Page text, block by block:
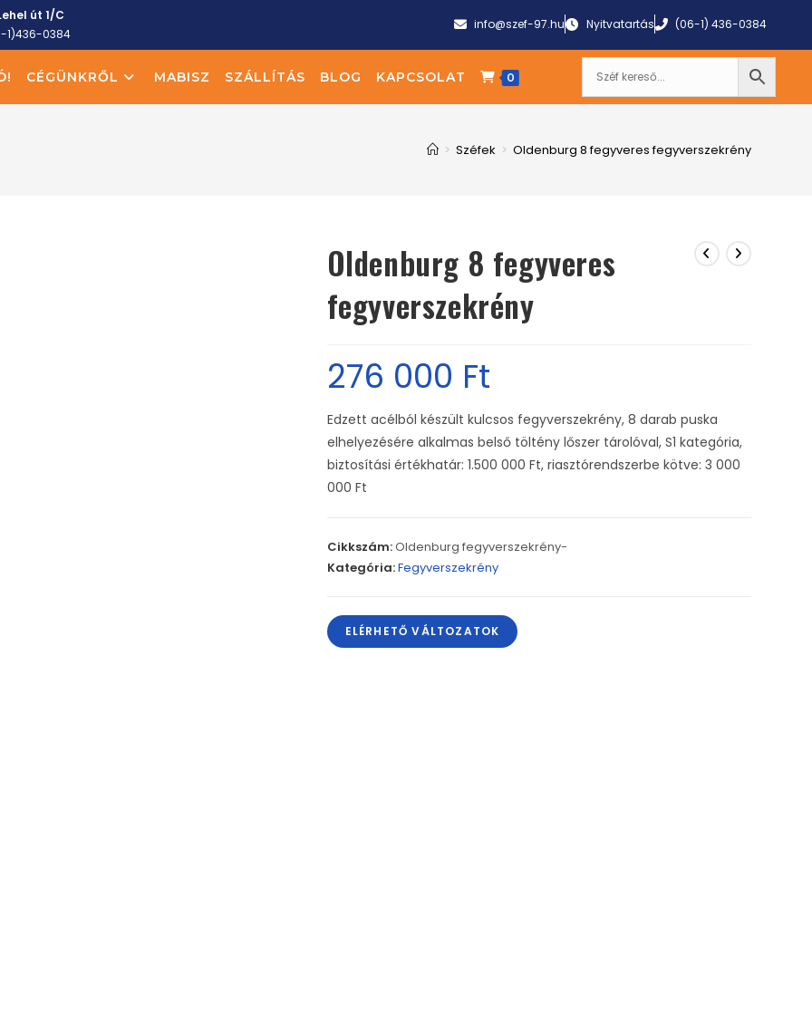
út 1/C
1)436-0384
info@szef-97.hu Nyitvatartás (06-1) 436-0384
CÉGÜNKRŐL MABISZ SZÁLLÍTÁS BLOG KAPCSOLAT 0
> Széfek > Oldenburg 8 fegyveres fegyverszekrény
Oldenburg 8 fegyveres
fegyverszekrény
276 000 Ft
Edzett acélból készült kulcsos fegyverszekrény, 8 darab puska
elhelyezésére alkalmas belső töltény lőszer tárolóval, S1 kategória,
biztosítási értékhatár: 1.500 000 Ft, riasztórendszerbe kötve: 3 000
000 Ft
Cikkszám:Oldenburg fegyverszekrény-
Kategória:Fegyverszekrény
ELÉRHETŐ VÁLTOZATOK